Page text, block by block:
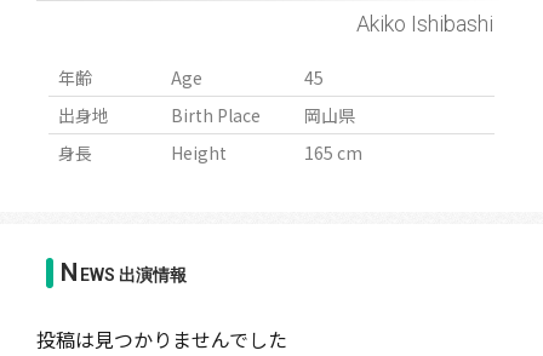
Akiko Ishibashi
年齢 Age
45
出身地
Birth Place
岡山県
身長
Height 165 cm
N EWS 出演情報
投稿は見つかりませんでした